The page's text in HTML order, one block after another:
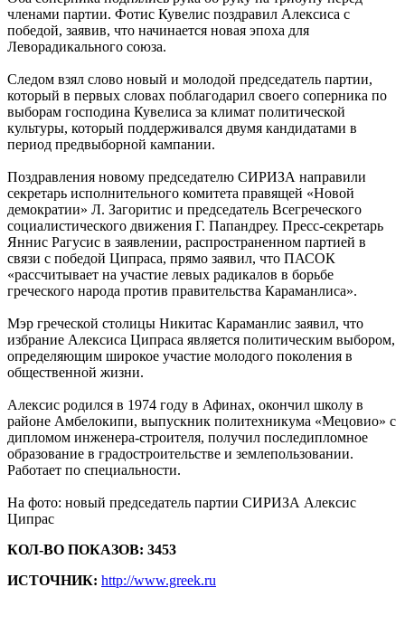
членами партии. Фотис Кувелис поздравил Алексиса с
победой, заявив, что начинается новая эпоха для
Леворадикального союза.
Следом взял слово новый и молодой председатель партии,
который в первых словах поблагодарил своего соперника по
выборам господина Кувелиса за климат политической
культуры, который поддерживался двумя кандидатами в
период предвыборной кампании.
Поздравления новому председателю СИРИЗА направили
секретарь исполнительного комитета правящей «Новой
демократии» Л. Загоритис и председатель Всегреческого
социалистического движения Г. Папандреу. Пресс-секретарь
Яннис Рагусис в заявлении, распространенном партией в
связи с победой Ципраса, прямо заявил, что ПАСОК
«рассчитывает на участие левых радикалов в борьбе
греческого народа против правительства Караманлиса».
Мэр греческой столицы Никитас Караманлис заявил, что
избрание Алексиса Ципраса является политическим выбором,
определяющим широкое участие молодого поколения в
общественной жизни.
Алексис родился в 1974 году в Афинах, окончил школу в
районе Амбелокипи, выпускник политехникума «Мецовио» с
дипломом инженера-строителя, получил последипломное
образование в градостроительстве и землепользовании.
Работает по специальности.
На фото: новый председатель партии СИРИЗА Алексис
Ципрас
КОЛ-ВО ПОКАЗОВ: 3453
ИСТОЧНИК: http://www.greek.ru